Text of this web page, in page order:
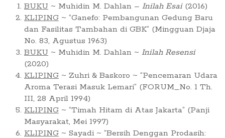
BUKU ~ Muhidin M. Dahlan – Inilah Esai(2016)
KLIPING ~ “Ganefo: Pembangunan Gedung Baru
dan Fasilitas Tambahan di GBK” (Mingguan Djaja
No. 83, Agustus 1963)
BUKU ~ Muhidin M. Dahlan ~ Inilah Resensi
(2020)
KLIPING ~ Zuhri & Baskoro ~ “Pencemaran Udara
Aroma Terasi Masuk Lemari” (FORUM_No. 1 Th.
III, 28 April 1994)
KLIPING ~ “Timah Hitam di Atas Jakarta” (Panji
Masyarakat, Mei 1997)
KLIPING ~ Sayadi ~ “Bersih Denggan Prodasih: